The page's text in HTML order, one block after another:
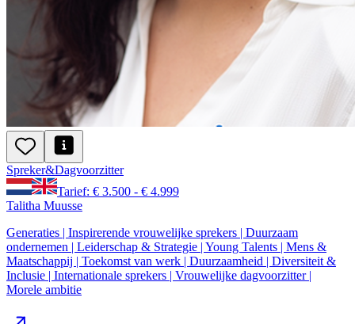
Spreker&Dagvoorzitter
Tarief: € 3.500 - € 4.999
Talitha Muusse
Generaties | Inspirerende vrouwelijke sprekers | Duurzaam
ondernemen | Leiderschap & Strategie | Young Talents | Mens &
Maatschappij | Toekomst van werk | Duurzaamheid | Diversiteit &
Inclusie | Internationale sprekers | Vrouwelijke dagvoorzitter |
Morele ambitie